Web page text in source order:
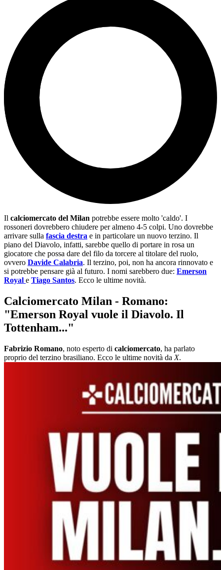
Il calciomercato del Milan potrebbe essere molto 'caldo'. I
rossoneri dovrebbero chiudere per almeno 4-5 colpi. Uno dovrebbe
arrivare sulla fascia destra e in particolare un nuovo terzino. Il
piano del Diavolo, infatti, sarebbe quello di portare in rosa un
giocatore che possa dare del filo da torcere al titolare del ruolo,
ovvero Davide Calabria. Il terzino, poi, non ha ancora rinnovato e
si potrebbe pensare già al futuro. I nomi sarebbero due: Emerson
Royal e Tiago Santos. Ecco le ultime novità.
Calciomercato Milan - Romano:
"Emerson Royal vuole il Diavolo. Il
Tottenham..."
Fabrizio Romano, noto esperto di calciomercato, ha parlato
proprio del terzino brasiliano. Ecco le ultime novità da X.